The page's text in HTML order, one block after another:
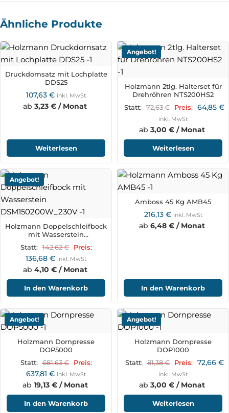
Ähnliche Produkte
Druckdornsatz mit Lochplatte
DDS25
107,63 € inkl. MwSt
ab 3,23 € / Monat
Weiterlesen
Angebot!
Holzmann 2tlg. Halterset für
Drehröhren NTS200HS2
Statt: 72,63€ Preis: 64,85 €
inkl. MwSt
ab 3,00 € / Monat
Weiterlesen
Angebot!
Holzmann Doppelschleifbock
mit Wasserstein
DSM150200W_230V
Statt: 142,62€ Preis:
136,68 € inkl. MwSt
ab 4,10 € / Monat
In den Warenkorb
Amboss 45 Kg AMB45
216,13 € inkl. MwSt
ab 6,48 € / Monat
In den Warenkorb
Angebot!
Holzmann Dornpresse
DOP5000
Statt: 681,63€ Preis:
637,81 € inkl. MwSt
ab 19,13 € / Monat
In den Warenkorb
Angebot!
Holzmann Dornpresse
DOP1000
Statt: 81,38€ Preis: 72,66 €
inkl. MwSt
ab 3,00 € / Monat
Weiterlesen